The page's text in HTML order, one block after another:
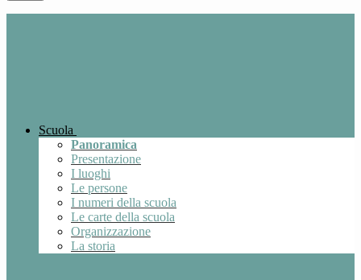
Scuola
Panoramica
Presentazione
I luoghi
Le persone
I numeri della scuola
Le carte della scuola
Organizzazione
La storia